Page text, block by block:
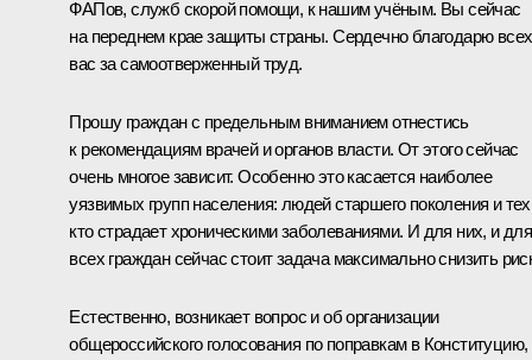
ФАПов, служб скорой помощи, к нашим учёным. Вы сейчас
на переднем крае защиты страны. Сердечно благодарю всех
вас за самоотверженный труд.
Прошу граждан с предельным вниманием отнестись
к рекомендациям врачей и органов власти. От этого сейчас
очень многое зависит. Особенно это касается наиболее
уязвимых групп населения: людей старшего поколения и
кто страдает хроническими заболеваниями. И для них, и для
всех граждан сейчас стоит задача максимально снизить
Естественно, возникает вопрос и об организации
общероссийского голосования по поправкам в Конституцию,